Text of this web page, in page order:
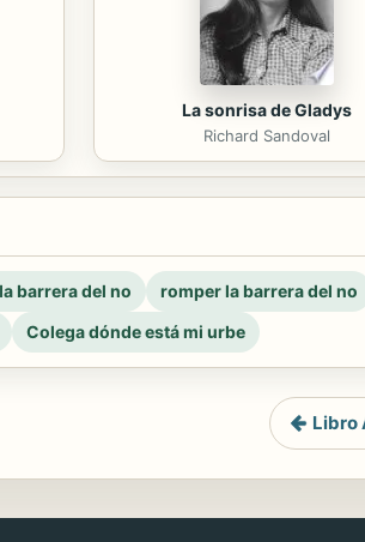
La sonrisa de Gladys
Richard Sandoval
barrera del no
romper la barrera del no
Colega dónde está mi urbe
Libro